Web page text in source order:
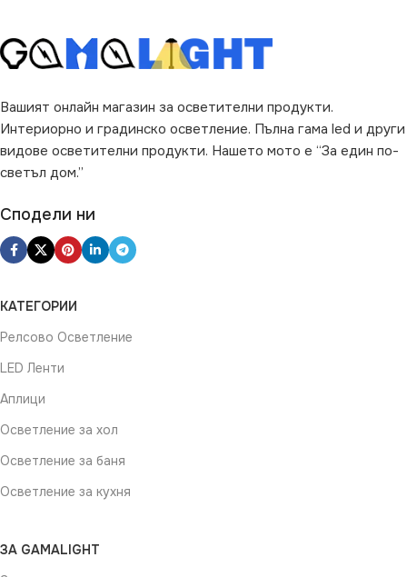
G45
Вашият онлайн магазин за осветителни продукти.
Интериорно и градинско осветление. Пълна гама led и други
видове осветителни продукти. Нашето мото е “За един по-
светъл дом.”
Сподели ни
КАТЕГОРИИ
Релсово Осветление
LED Ленти
Аплици
Осветление за хол
Осветление за баня
Осветление за кухня
ЗА GAMALIGHT